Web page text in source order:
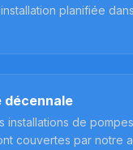
planifiée
décennale
installations de
couvertes par notre